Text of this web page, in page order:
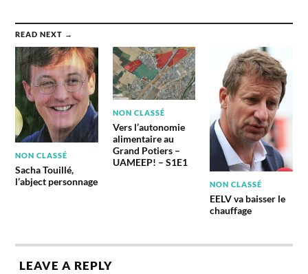
READ NEXT →
NON CLASSÉ
Sacha Touillé,
l’abject personnage
NON CLASSÉ
Vers l’autonomie
alimentaire au
Grand Potiers –
UAMEEP! – S1E1
NON CLASSÉ
EELV va baisser le
chauffage
LEAVE A REPLY